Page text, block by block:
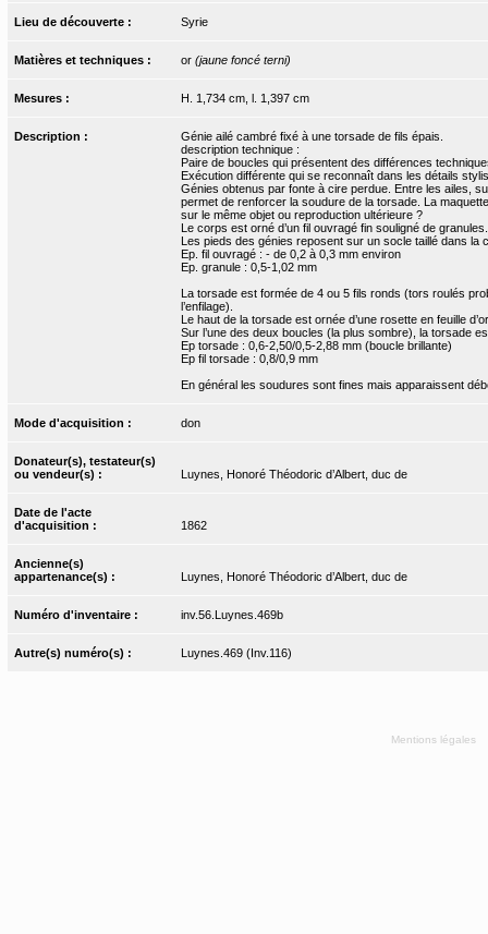
Lieu de découverte : Syrie
Matières et techniques : or (jaune foncé terni)
Mesures : H. 1,734 cm, l. 1,397 cm
Description :
Génie ailé cambré fixé à une torsade de fils épais.
description technique :
Paire de boucles qui présentent des différences
Exécution différente qui se reconnaît dans les détails
Génies obtenus par fonte à cire perdue. Entre les ailes,
permet de renforcer la soudure de la torsade. La
sur le même objet ou reproduction ultérieure ?
Le corps est orné d’un fil ouvragé fin souligné de granules.
Les pieds des génies reposent sur un socle taillé dans la
Ep. fil ouvragé : - de 0,2 à 0,3 mm environ
Ep. granule : 0,5-1,02 mm
La torsade est formée de 4 ou 5 fils ronds (tors roulés
l’enfilage).
Le haut de la torsade est ornée d’une rosette en feuille
Sur l’une des deux boucles (la plus sombre), la torsade
Ep torsade : 0,6-2,50/0,5-2,88 mm (boucle brillante)
Ep fil torsade : 0,8/0,9 mm
En général les soudures sont fines mais apparaissent
Mode d'acquisition : don
Donateur(s), testateur(s)
ou vendeur(s) :
Luynes, Honoré Théodoric d’Albert, duc de
Date de l'acte
d'acquisition :
1862
Ancienne(s)
appartenance(s) :
Luynes, Honoré Théodoric d’Albert, duc de
Numéro d'inventaire : inv.56.Luynes.469b
Autre(s) numéro(s) : Luynes.469 (Inv.116)
Mentions légales